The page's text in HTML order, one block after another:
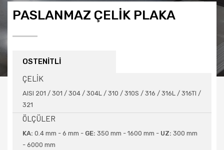
PASLANMAZ ÇELİK PLAKA
OSTENİTLİ
ÇELİK
AISI 201 / 301 / 304 / 304L / 310 / 310S / 316 / 316L / 316TI /
321
ÖLÇÜLER
KA: 0.4 mm - 6 mm - GE: 350 mm - 1600 mm - UZ: 300 mm
- 6000 mm